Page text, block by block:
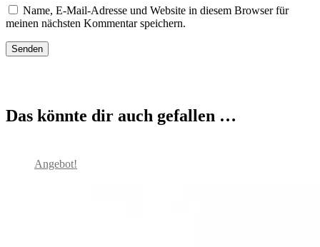
Name, E-Mail-Adresse und Website in diesem Browser für
meinen nächsten Kommentar speichern.
Das könnte dir auch gefallen …
Angebot!